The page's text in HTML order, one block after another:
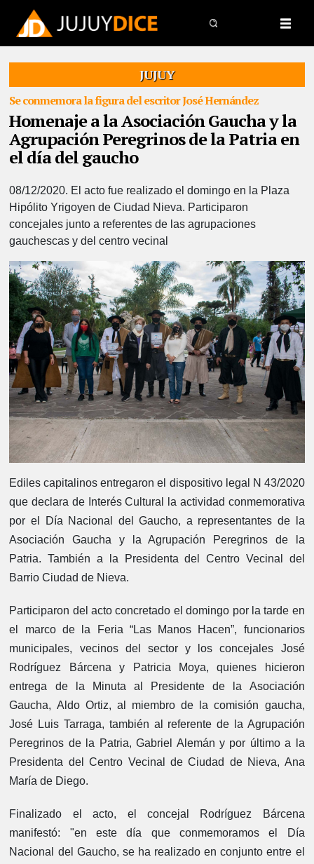
JUJUY
Se conmemora la figura del escritor José Hernández
Homenaje a la Asociación Gaucha y la
Agrupación Peregrinos de la Patria en
el día del gaucho
08/12/2020. El acto fue realizado el domingo en la Plaza
Hipólito Yrigoyen de Ciudad Nieva. Participaron
concejales junto a referentes de las agrupaciones
gauchescas y del centro vecinal
Ediles capitalinos entregaron el dispositivo legal N 43/2020
que declara de Interés Cultural la actividad conmemorativa
por el Día Nacional del Gaucho, a representantes de la
Asociación Gaucha y la Agrupación Peregrinos de la
Patria. También a la Presidenta del Centro Vecinal del
Barrio Ciudad de Nieva.
Participaron del acto concretado el domingo por la tarde en
el marco de la Feria “Las Manos Hacen”, funcionarios
municipales, vecinos del sector y los concejales José
Rodríguez Bárcena y Patricia Moya, quienes hicieron
entrega de la Minuta al Presidente de la Asociación
Gaucha, Aldo Ortiz, al miembro de la comisión gaucha,
José Luis Tarraga, también al referente de la Agrupación
Peregrinos de la Patria, Gabriel Alemán y por último a la
Presidenta del Centro Vecinal de Ciudad de Nieva, Ana
María de Diego.
Finalizado el acto, el concejal Rodríguez Bárcena
manifestó: "en este día que conmemoramos el Día
Nacional del Gaucho, se ha realizado en conjunto entre el